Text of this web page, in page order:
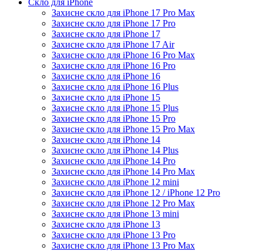
Скло для iPhone
Захисне скло для iPhone 17 Pro Max
Захисне скло для iPhone 17 Pro
Захисне скло для iPhone 17
Захисне скло для iPhone 17 Air
Захисне скло для iPhone 16 Pro Max
Захисне скло для iPhone 16 Pro
Захисне скло для iPhone 16
Захисне скло для iPhone 16 Plus
Захисне скло для iPhone 15
Захисне скло для iPhone 15 Plus
Захисне скло для iPhone 15 Pro
Захисне скло для iPhone 15 Pro Max
Захисне скло для iPhone 14
Захисне скло для iPhone 14 Plus
Захисне скло для iPhone 14 Pro
Захисне скло для iPhone 14 Pro Max
Захисне скло для iPhone 12 mini
Захисне скло для iPhone 12 / iPhone 12 Pro
Захисне скло для iPhone 12 Pro Max
Захисне скло для iPhone 13 mini
Захисне скло для iPhone 13
Захисне скло для iPhone 13 Pro
Захисне скло для iPhone 13 Pro Max